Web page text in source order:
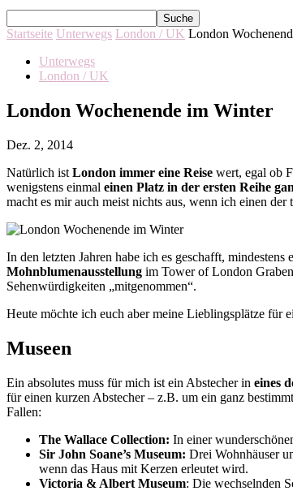
Startseite Unterwegs London / UK London
Unterwegs
London / UK
London Wochenende im Winter
Dez. 2, 2014
Natürlich ist London immer eine Reise wert, egal ob
wenigstens einmal einen Platz in der ersten Reihe
macht es mir auch meist nichts aus, wenn ich einen der
In den letzten Jahren habe ich es geschafft,
Mohnblumenausstellung im Tower of London
Sehenwürdigkeiten „mitgenommen“.
Heute möchte ich euch aber meine Lieblingsplätze für
Museen
Ein absolutes muss für mich ist ein Abstecher in eines
für einen kurzen Abstecher – z.B. um ein ganz
Fallen:
The Wallace Collection: In einer
Sir John Soane’s Museum: Drei Wohnhäuser
wenn das Haus mit Kerzen erleutet wird.
Victoria & Albert Museum: Die wechselnden